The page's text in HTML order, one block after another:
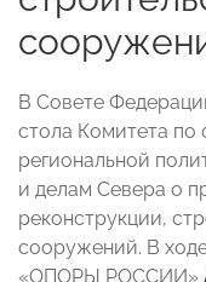
В Совете
стола Комитета по
региональной
и делам Севера о
реконструкции,
сооружений. В
«ОПОРЫ РОССИИ»